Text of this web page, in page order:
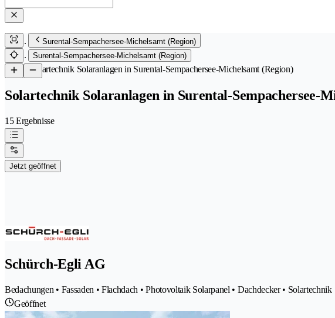
Surental-Sempachersee-Michelsamt (Region)
Surental-Sempachersee-Michelsamt (Region)
/Solartechnik Solaranlagen in Surental-Sempachersee-Michelsamt (Region)
Solartechnik Solaranlagen in Surental-Sempachersee-
15 Ergebnisse
Jetzt geöffnet
Schürch-Egli AG
Bedachungen • Fassaden • Flachdach • Photovoltaik Solarpanel • Dachdecker •
Geöffnet